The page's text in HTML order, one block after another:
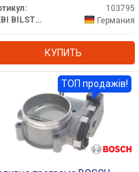
103795
FEBI BILSTEIN
Германия
КУПИТЬ
ТОП продажів!